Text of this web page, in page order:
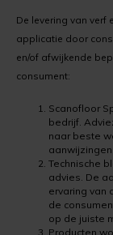
Belijningscoat
Dakcoat
Gietvloercoat
Grindvloercoat
Kunststofcoat
Zoek op ruimte
Anhydrietvloer verven
Belijning verven
Betonvloer verven
Cementdekvloer verven
Kleur en Glans
Ondergrond
Verwerkingscondities
Voorbehandeling
Verwijderen
RAL Kleuren voor
NCS Kleuren voor
Laminaat verven met
Linoleumvloer in
Plavuizen verven met
Stoere betonlook vloer
Cementdekvloer met
De levering van verf
applicatie door
en/of afwijkende
consument:
Scanofloor
bedrijf.
naar beste
aanwijzingen.
Technische
advies. De
ervaring van
de
op de juiste
Producten